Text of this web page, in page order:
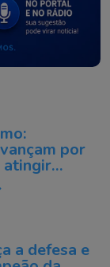
por
atingir
Itajaí e
a defesa e